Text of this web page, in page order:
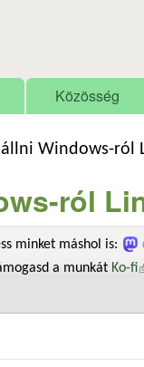
Közösség
Windows-ról
ról
minket máshol is:
a munkát Ko-fi